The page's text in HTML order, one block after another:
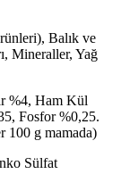
Balık ve
Mineraller, Yağ
%4, Ham Kül
Fosfor %0,25.
100 g mamada)
Sülfat